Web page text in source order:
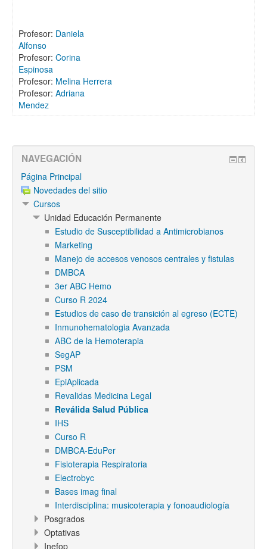
Profesor: Daniela
Alfonso
Profesor: Corina
Espinosa
Profesor: Melina Herrera
Profesor: Adriana
Mendez
NAVEGACIÓN
Página Principal
Novedades del sitio
Cursos
Unidad Educación Permanente
Estudio de Susceptibilidad a Antimicrobianos
Marketing
Manejo de accesos venosos centrales y fistulas
DMBCA
3er ABC Hemo
Curso R 2024
Estudios de caso de transición al egreso (ECTE)
Inmunohematologia Avanzada
ABC de la Hemoterapia
SegAP
PSM
EpiAplicada
Revalidas Medicina Legal
Reválida Salud Pública
IHS
Curso R
DMBCA-EduPer
Fisioterapia Respiratoria
Electrobyc
Bases imag final
Interdisciplina: musicoterapia y fonoaudiología
Posgrados
Optativas
Inefop